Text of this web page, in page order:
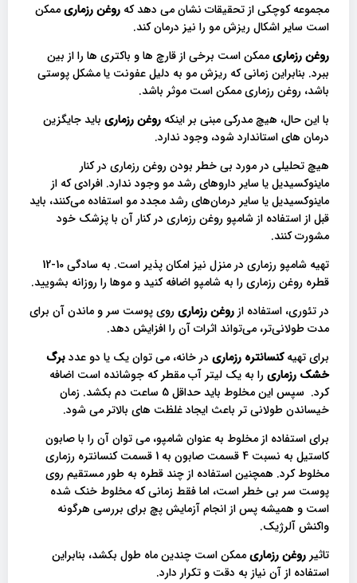
مجموعه کوچکی از تحقیقات نشان می دهد که روغن رزماریممکن
است سایر اشکال ریزش مو را نیز درمان کند.
روغن رزماریممکن است برخی از قارچ ها و باکتری ها را از بین
ببرد. بنابراین زمانی که ریزش مو به دلیل عفونت یا مشکل پوستی
باشد، روغن رزماری ممکن است موثر باشد.
با این حال، هیچ مدرکی مبنی بر اینکه روغن رزماری باید جایگزین
درمان های استاندارد شود، وجود ندارد.
هیچ تحلیلی در مورد بی خطر بودن روغن رزماری در کنار
ماینوکسیدیل یا سایر داروهای رشد مو وجود ندارد. افرادی که از
ماینوکسیدیل یا سایر درمان‌های رشد مجدد مو استفاده می‌کنند، باید
قبل از استفاده از شامپو روغن رزماری در کنار آن با پزشک خود
مشورت کنند.
تهیه شامپو رزماری در منزل نیز امکان پذیر است. به سادگی 10-12
قطره روغن رزماری را به شامپو اضافه کنید و موها را روزانه بشویید.
در تئوری، استفاده از روغن رزماریروی پوست سر و ماندن آن برای
مدت طولانی‌تر، می‌تواند اثرات آن را افزایش دهد.
برای تهیهکنسانتره رزماری در خانه، می توان یک یا دو عددبرگ
خشک رزماریرا به یک لیتر آب مقطر که جوشانده است اضافه
کرد. سپس این مخلوط باید حداقل 5 ساعت دم بکشد. زمان
خیساندن طولانی تر باعث ایجاد غلظت های بالاتر می شود.
برای استفاده از مخلوط به عنوان شامپو، می توان آن را با صابون
کاستیل به نسبت 4 قسمت صابون به 1 قسمت کنسانتره رزماری
مخلوط کرد. همچنین استفاده از چند قطره به طور مستقیم روی
پوست سر بی خطر است، اما فقط زمانی که مخلوط خنک شده
است و همیشه پس از انجام آزمایش پچ برای بررسی هرگونه
واکنش آلرژیک.
تاثیر روغن رزماریممکن است چندین ماه طول بکشد، بنابراین
استفاده از آن نیاز به دقت و تکرار دارد.